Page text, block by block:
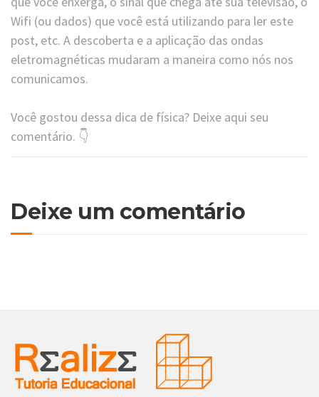
Wifi (ou dados) que você está utilizando para ler este
post, etc. A descoberta e a aplicação das ondas
eletromagnéticas mudaram a maneira como nós nos
comunicamos.
Você gostou dessa dica de física? Deixe aqui seu
comentário. 👇
Deixe um comentário